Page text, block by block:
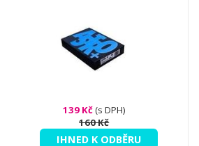
139 Kč(s DPH)
160 Kč
IHNED K ODBĚRU